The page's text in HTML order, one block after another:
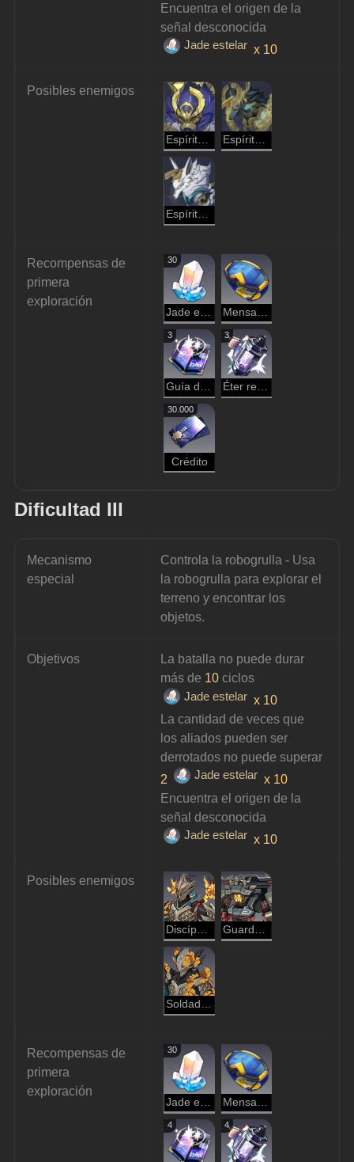
Encuentra el origen de la
señal desconocida
Jade estelar x 10
Posibles enemigos
Espíritu de la Abundancia: Simio Desgarbado Espíritu de la Abundancia: Cánido Dorado
Espíritu de la Abundancia: Lupo Silvano
Recompensas de
primera
exploración
30
Jade estelar Mensajero del espacio hackeado
3
Guía del espíritu viajero
3
Éter refinado
30.000
Crédito
Dificultad III
Mecanismo
especial
Controla la robogrulla - Usa
la robogrulla para explorar el
terreno y encontrar los
objetos.
Objetivos
La batalla no puede durar
más de 10 ciclos
Jade estelar x 10
La cantidad de veces que
los aliados pueden ser
derrotados no puede superar
2
Jade estelar x 10
Encuentra el origen de la
señal desconocida
Jade estelar x 10
Posibles enemigos
Discípulo de Sanctus Medicus: Cambiaformas Guarda Aurúmata
Soldado poseído por Mara
Recompensas de
primera
exploración
30
Jade estelar Mensajero del espacio hackeado
4 4